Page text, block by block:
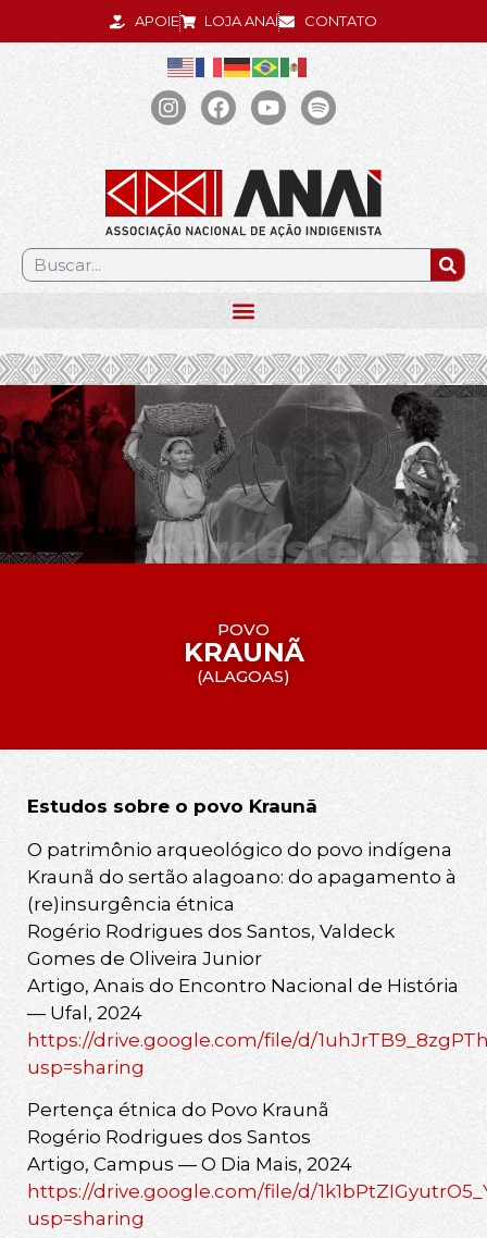
APOIE LOJA ANAÍ CONTATO
.
POVO
KRAUNÃ
(ALAGOAS)
Estudos sobre o povo Kraunã
O patrimônio arqueológico do povo indígena
Kraunã do sertão alagoano: do apagamento à
(re)insurgência étnica
Rogério Rodrigues dos Santos, Valdeck
Gomes de Oliveira Junior
Artigo, Anais do Encontro Nacional de História
— Ufal, 2024
https://drive.google.com/file/d/
usp=sharing
Pertença étnica do Povo Kraunã
Rogério Rodrigues dos Santos
Artigo, Campus — O Dia Mais, 2024
https://drive.google.com/file/d/
usp=sharing